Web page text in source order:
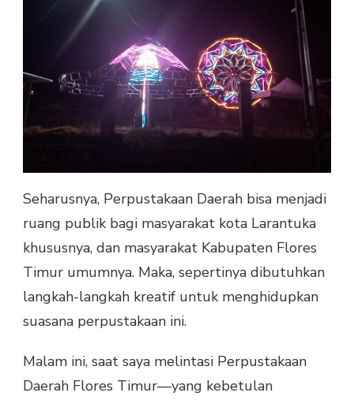
Seharusnya, Perpustakaan Daerah bisa menjadi
ruang publik bagi masyarakat kota Larantuka
khususnya, dan masyarakat Kabupaten Flores
Timur umumnya. Maka, sepertinya dibutuhkan
langkah-langkah kreatif untuk menghidupkan
suasana perpustakaan ini.
Malam ini, saat saya melintasi Perpustakaan
Daerah Flores Timur—yang kebetulan